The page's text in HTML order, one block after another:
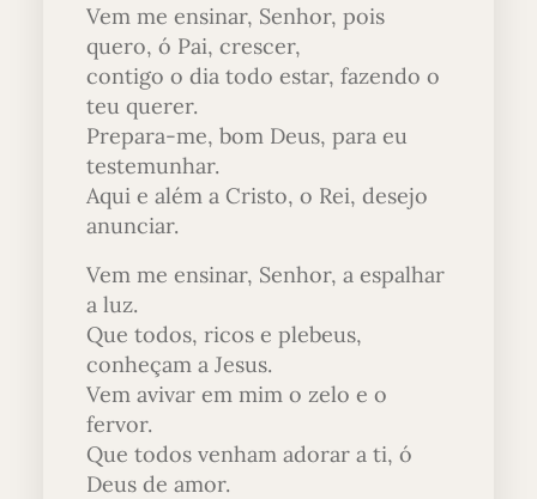
Vem me ensinar, Senhor, pois
quero, ó Pai, crescer,
contigo o dia todo estar, fazendo o
teu querer.
Prepara-me, bom Deus, para eu
testemunhar.
Aqui e além a Cristo, o Rei, desejo
anunciar.
Vem me ensinar, Senhor, a espalhar
a luz.
Que todos, ricos e plebeus,
conheçam a Jesus.
Vem avivar em mim o zelo e o
fervor.
Que todos venham adorar a ti, ó
Deus de amor.